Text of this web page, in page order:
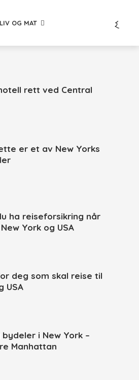
OG MAT
rett ved Central
er et av New Yorks
ha reiseforsikring når
York og USA
deg som skal reise til
USA
i New York –
Manhattan